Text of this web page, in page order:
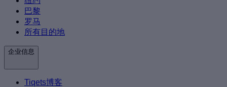
巴黎
罗马
所有目的地
企业信息
Tiqets博客